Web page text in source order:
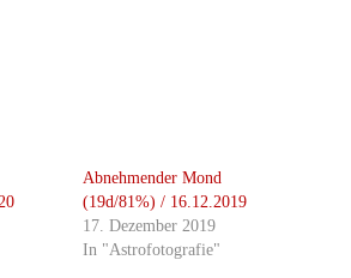
Abnehmender Mond
(19d/81%) / 16.12.2019
17. Dezember 2019
In "Astrofotografie"